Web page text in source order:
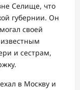
Селище, что
губернии. Он
своей
и сестрам,
в Москву и